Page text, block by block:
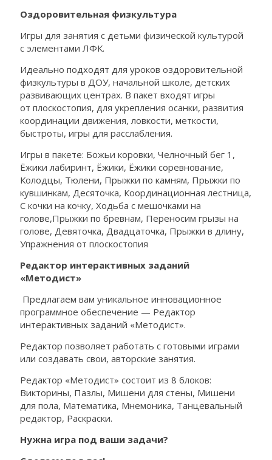
Оздоровительная физкультура
Игры для занятия с детьми физической культурой
с элементами ЛФК.
Идеально подходят для уроков оздоровительной
физкультуры в ДОУ, начальной школе, детских
развивающих центрах. В пакет входят игры
от плоскостопия, для укрепления осанки, развития
координации движения, ловкости, меткости,
быстроты, игры для расслабления.
Игры в пакете: Божьи коровки, Челночный бег 1,
Ёжики лабиринт, Ёжики, Ёжики соревнование,
Колодцы, Тюлени, Прыжки по камням, Прыжки по
кувшинкам, Десяточка, Координационная лестница,
С кочки на кочку, Ходьба с мешочками на
голове,Прыжки по бревнам, Переносим грызы на
голове, Девяточка, Двадцаточка, Прыжки в длину,
Упражнения от плоскостопия
Редактор интерактивных заданий
«Методист»
Предлагаем вам уникальное инновационное
программное обеспечение — Редактор
интерактивных заданий «Методист».
Редактор позволяет работать с готовыми играми
или создавать свои, авторские занятия.
Редактор «Методист» состоит из 8 блоков:
Викторины, Пазлы, Мишени для стены, Мишени
для пола, Математика, Мнемоника, Танцевальный
редактор, Раскраски.
Нужна игра под ваши задачи?